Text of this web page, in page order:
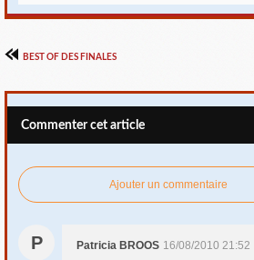
BEST OF DES FINALES
Commenter cet article
Ajouter un commentaire
P Patricia BROOS 16/08/2010 21:52